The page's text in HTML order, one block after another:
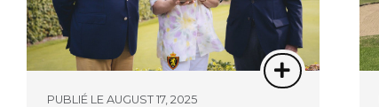
PUBLIÉ LE AUGUST 17, 2025